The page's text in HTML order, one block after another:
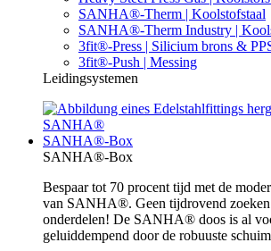
SANHA®-Therm | Koolstofstaal
SANHA®-Therm Industry |
3fit®-Press | Silicium brons &
3fit®-Push | Messing
Leidingsystemen
SANHA®-Box
SANHA®-Box
Bespaar tot 70 procent tijd met de
van SANHA®. Geen tijdrovend zoeken
onderdelen! De SANHA® doos is al
geluiddempend door de robuuste